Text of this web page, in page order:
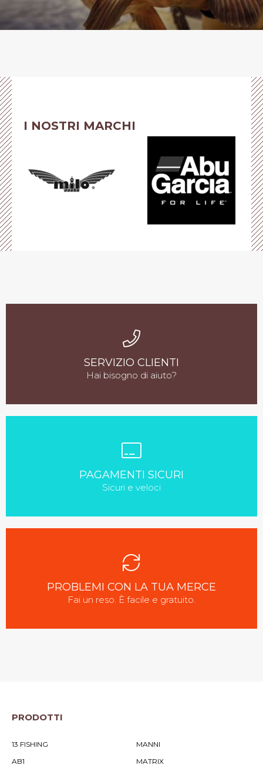
I NOSTRI MARCHI
SERVIZIO CLIENTI
Hai bisogno di aiuto?
PAGAMENTI SICURI
Sicuri e veloci
PROBLEMI CON LA TUA MERCE
Fai un reso. È facile e gratuito.
PRODOTTI
13 FISHING
AB1
MANNI
MATRIX